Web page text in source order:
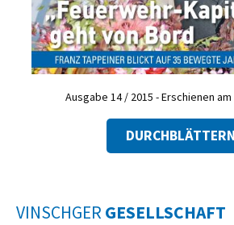
Ausgabe 14 / 2015 - Erschienen am
DURCHBLÄTTERN
VINSCHGER GESELLSCHAFT